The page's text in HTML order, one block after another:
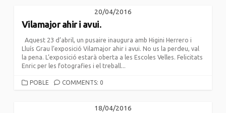
20/04/2016
Vilamajor ahir i avui.
Aquest 23 d’abril, un pusaire inaugura amb Higini Herrero i
Lluís Grau l’exposició Vilamajor ahir i avui. No us la perdeu, val
la pena. L’exposició estarà oberta a les Escoles Velles. Felicitats
Enric per les fotografies i el treball...
CATEGORIES
POBLE COMMENTS: 0
18/04/2016